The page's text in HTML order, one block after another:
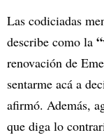
Las codiciadas
describe como la
renovación de
sentarme acá a
afirmó. Además,
que diga lo